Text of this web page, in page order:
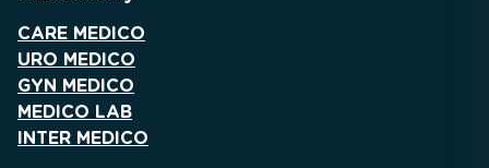
CARE MEDICO
URO MEDICO
GYN MEDICO
MEDICO LAB
INTER MEDICO